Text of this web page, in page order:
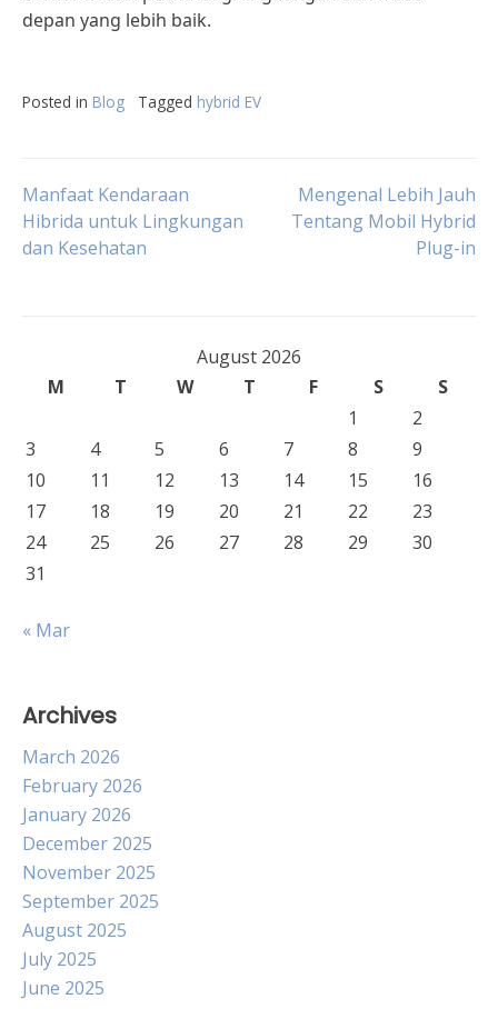
depan yang lebih baik.
Posted in Blog Tagged hybrid EV
Post
navigation
Manfaat Kendaraan
Hibrida untuk Lingkungan
dan Kesehatan
Mengenal Lebih Jauh
Tentang Mobil Hybrid
Plug-in
August 2026
M
T W T F S
S
1
2
3
4 5 6 7 8
9
10
11 12 13 14 15
16
17
18 19 20 21 22
23
24
25 26 27 28 29
30
31
« Mar
Archives
March 2026
February 2026
January 2026
December 2025
November 2025
September 2025
August 2025
July 2025
June 2025